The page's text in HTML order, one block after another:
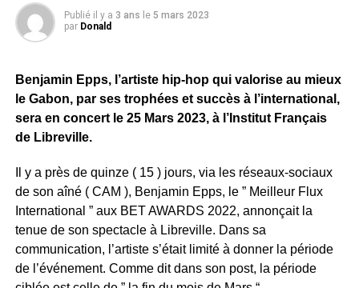
Publié il y a 3 ans le 5 mars 2023
par Donald
Benjamin Epps, l’artiste hip-hop qui valorise au mieux
le Gabon, par ses trophées et succès à l’international,
sera en concert le 25 Mars 2023, à l’Institut Français
de Libreville.
Il y a près de quinze ( 15 ) jours, via les réseaux-sociaux
de son aîné ( CAM ), Benjamin Epps, le ” Meilleur Flux
International ” aux BET AWARDS 2022, annonçait la
tenue de son spectacle à Libreville. Dans sa
communication, l’artiste s’était limité à donner la période
de l’événement. Comme dit dans son post, la période